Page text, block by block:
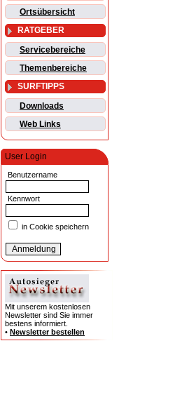
Ortsübersicht
RATGEBER
Servicebereiche
Themenbereiche
SURFTIPPS
Downloads
Web Links
User Login
Benutzername
Kennwort
in Cookie speichern
Mit unserem kostenlosen
Newsletter sind Sie immer
bestens informiert.
• Newsletter bestellen